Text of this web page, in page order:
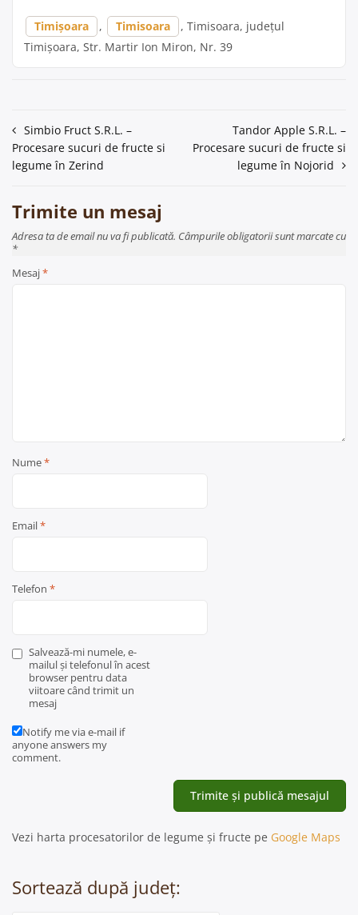
Timișoara , Timisoara
, Timisoara, județul
Timișoara, Str. Martir Ion Miron, Nr. 39
Navigare
în
Simbio Fruct S.R.L. –
Procesare sucuri de fructe si
legume în Zerind
Tandor Apple S.R.L. –
Procesare sucuri de fructe si
legume în Nojorid
Trimite un mesaj
Adresa ta de email nu va fi publicată. Câmpurile obligatorii sunt marcate cu
*
Mesaj*
Nume*
Email*
Telefon *
Salvează-mi numele, e-
mailul și telefonul în acest
browser pentru data
viitoare când trimit un
mesaj
Notify me via e-mail if
anyone answers my
comment.
Vezi harta procesatorilor de legume și fructe pe Google Maps
Sortează după județ: